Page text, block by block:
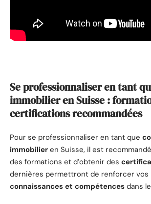
Se professionnaliser en tant
immobilier en Suisse :
certifications recommandées
Pour se professionnaliser en tant que
immobilier en Suisse, il est
des formations et d’obtenir des
dernières permettront de renforcer vos
connaissances et compétences dans